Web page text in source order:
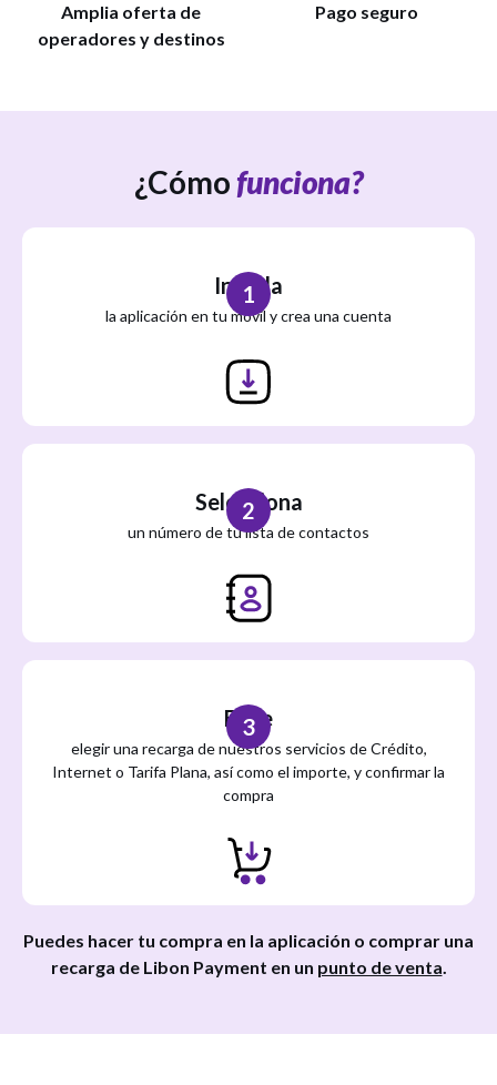
Amplia oferta de
operadores y destinos
Pago seguro
¿Cómofunciona?
Instala
la aplicación en tu móvil y crea una cuenta
1
Selecciona
un número de tu lista de contactos
2
Elige
elegir una recarga de nuestros servicios de Crédito,
Internet o Tarifa Plana, así como el importe, y confirmar la
compra
3
Puedes hacer tu compra en la aplicación o comprar una
recarga de Libon Payment en un punto de venta.